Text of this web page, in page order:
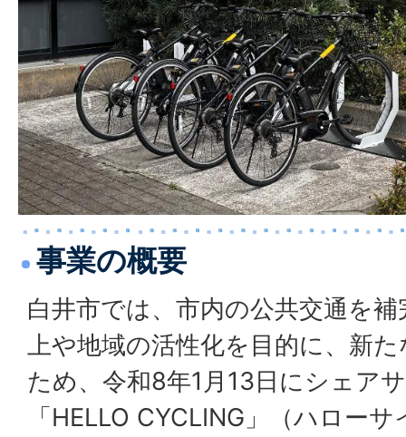
事業の概要
白井市では、市内の公共交通を
上や地域の活性化を目的に、新
ため、令和8年1月13日にシェア
「HELLO CYCLING」（ハロー